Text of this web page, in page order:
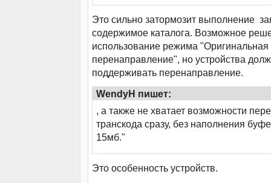
Это сильно затормозит выполнение
содержимое каталога. Возможное
использование режима "Оригинальная
перенаправление", но устройства
поддерживать перенаправление.
WendyH пишет:
, а также не хватает возможности
транскода сразу, без наполнения
15мб."
Это особенность устройств.